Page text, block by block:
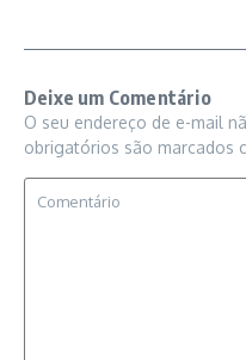
Deixe um Comentário
O seu endereço de e-mail
obrigatórios são marcados